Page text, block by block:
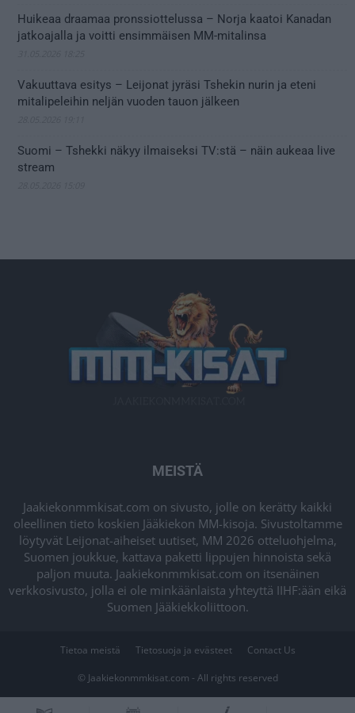
Huikeaa draamaa pronssiottelussa – Norja kaatoi Kanadan
jatkoajalla ja voitti ensimmäisen MM-mitalinsa
Vakuuttava esitys – Leijonat jyräsi Tshekin nurin ja eteni
mitalipeleihin neljän vuoden tauon jälkeen
Suomi – Tshekki näkyy ilmaiseksi TV:stä – näin aukeaa live
stream
MEISTÄ
Jaakiekonmmkisat.com on sivusto, jolle on kerätty kaikki
oleellinen tieto koskien Jääkiekon MM-kisoja. Sivustoltamme
löytyvät Leijonat-aiheiset uutiset, MM 2026 otteluohjelma,
Suomen joukkue, kattava paketti lippujen hinnoista sekä
paljon muuta. Jaakiekonmmkisat.com on itsenäinen
verkkosivusto, jolla ei ole minkäänlaista yhteyttä IIHF:ään eikä
Suomen Jääkiekkoliittoon.
Tietoa meistä Tietosuoja ja evästeet Contact Us
© Jaakiekonmmkisat.com - All rights reserved